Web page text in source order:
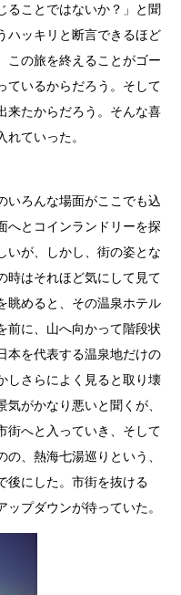
ることではないか？」と聞
ハッキリと断言できるほど
この旅を終えることがゴー
ているからだろう。そして
来たからだろう。そんな喜
ていった。
ろんな場面がここでも込
へとコインランドリーを探
いが、しかし、街の姿とな
時はそれほど気にして見て
眺めると、その温泉ホテル
前に、山へ向かって階段状
本を代表する温泉地だけの
しさらによく見ると取り壊
がかなり悪いと聞くが、
街へと入っていき、そして
、熱海七湯巡りという、
後にした。市街を抜ける
プダウンが待っていた。